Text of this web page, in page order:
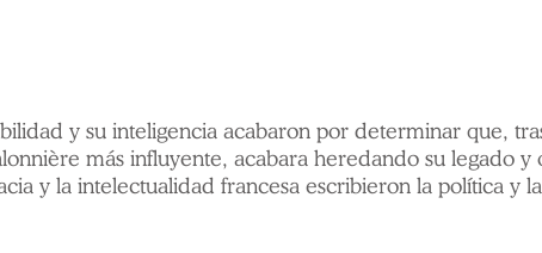
y su inteligencia acabaron por determinar que,
más influyente, acabara heredando su legado y
y la intelectualidad francesa escribieron la política y